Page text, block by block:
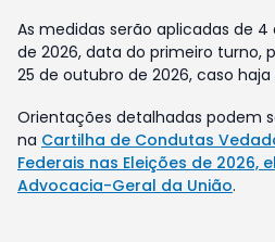
As medidas serão aplicadas de
de 2026, data do primeiro turno,
25 de outubro de 2026, caso
Orientações detalhadas podem
na Cartilha de Condutas
Federais nas Eleições de 2026,
Advocacia-Geral da União.